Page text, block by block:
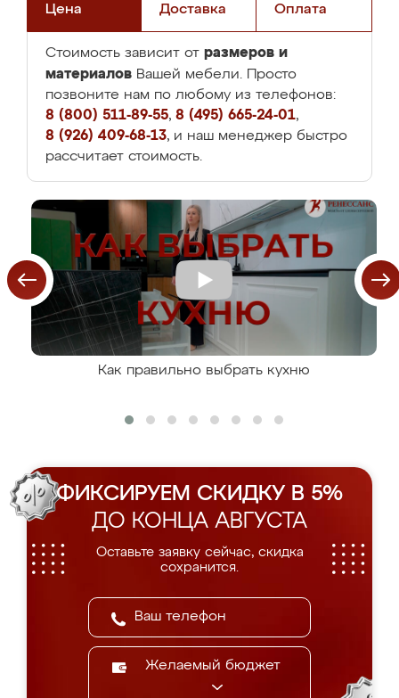
Цена Доставка Оплата
Стоимость зависит от размеров и
материалов Вашей мебели. Просто
позвоните нам по любому из телефонов:
8 (800) 511-89-55, 8 (495) 665-24-01,
8 (926) 409-68-13, и наш менеджер быстро
рассчитает стоимость.
Как правильно выбрать кухню
ФИКСИРУЕМ СКИДКУ В 5%
ДО КОНЦА АВГУСТА
Оставьте заявку сейчас, скидка
сохранится.
Желаемый бюджет